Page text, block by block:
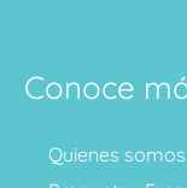
Conoce
Quienes somos